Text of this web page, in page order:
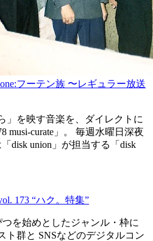
フーテン族 〜レギュラー放送
」を映す音楽を、ダイレクトに
musi-curate」。 毎週水曜日深夜
disk union」が担当する「disk
173 “ハク。特集”
を始めとしたジャンル・枠に
ト群と SNSなどのデジタルコン